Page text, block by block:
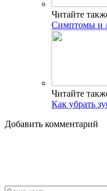
Читайте
Симптомы и
Читайте
Как убрать
Добавить комментарий